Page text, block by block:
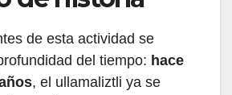
de esta actividad se
del tiempo: hace
, el ullamaliztli ya se